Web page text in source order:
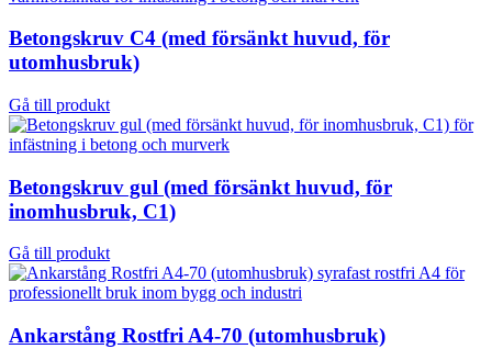
Betongskruv C4 (med försänkt huvud, för
utomhusbruk)
Gå till produkt
Betongskruv gul (med försänkt huvud, för
inomhusbruk, C1)
Gå till produkt
Ankarstång Rostfri A4-70 (utomhusbruk)